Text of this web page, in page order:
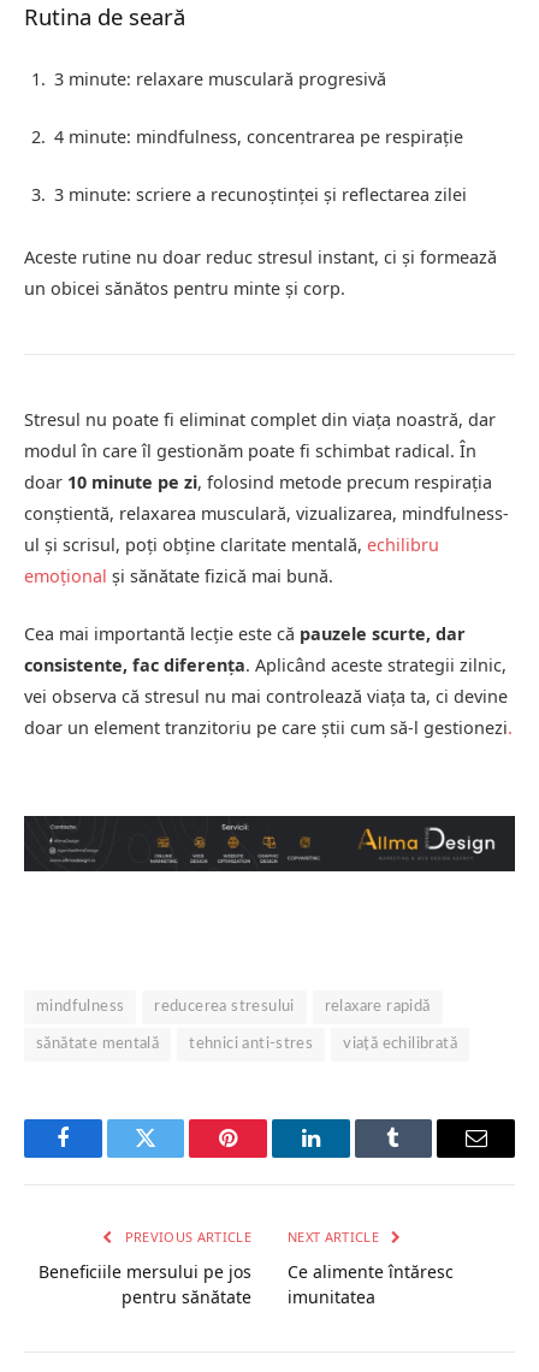
Rutina de seară
3 minute: relaxare musculară progresivă
4 minute: mindfulness, concentrarea pe respirație
3 minute: scriere a recunoștinței și reflectarea zilei
Aceste rutine nu doar reduc stresul instant, ci și formează
un obicei sănătos pentru minte și corp.
Stresul nu poate fi eliminat complet din viața noastră, dar
modul în care îl gestionăm poate fi schimbat radical. În
doar 10 minute pe zi, folosind metode precum respirația
conștientă, relaxarea musculară, vizualizarea, mindfulness-
ul și scrisul, poți obține claritate mentală, echilibru
emoțional și sănătate fizică mai bună.
Cea mai importantă lecție este că pauzele scurte, dar
consistente, fac diferența. Aplicând aceste strategii zilnic,
vei observa că stresul nu mai controlează viața ta, ci devine
doar un element tranzitoriu pe care știi cum să-l gestionezi.
mindfulness reducerea stresului relaxare rapidă
sănătate mentală tehnici anti-stres viață echilibrată
FacebookTwitter Pinterest LinkedInTumblr Email
PREVIOUS ARTICLE
Beneficiile mersului pe jos
pentru sănătate
NEXT ARTICLE
Ce alimente întăresc
imunitatea